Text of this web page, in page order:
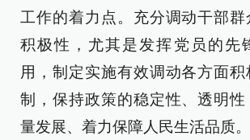
工作的着力点。充分调动干部
积极性，尤其是发挥党员的先
用，制定实施有效调动各方面
制，保持政策的稳定性、透明
量发展、着力保障人民生活品质。